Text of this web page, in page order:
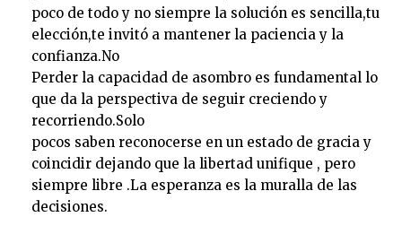
poco de todo y no siempre la solución es sencilla,tu
elección,te invitó a mantener la paciencia y la
confianza.No
Perder la capacidad de asombro es fundamental lo
que da la perspectiva de seguir creciendo y
recorriendo.Solo
pocos saben reconocerse en un estado de gracia y
coincidir dejando que la libertad unifique , pero
siempre libre .La esperanza es la muralla de las
decisiones.